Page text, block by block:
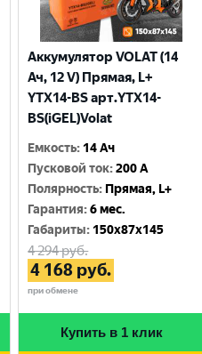
Аккумулятор VOLAT (14
Ач, 12 V) Прямая, L+
YTX14-BS арт.YTX14-
BS(iGEL)Volat
Емкость: 14 Ач
Пусковой ток:200 A
Полярность: Прямая, L+
Гарантия:6 мес.
Габариты: 150x87x145
4 294руб.
4 168 руб.
при обмене
Купить в 1 клик